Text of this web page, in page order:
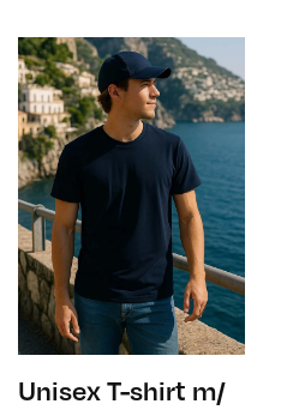
Unisex T-shirt m/